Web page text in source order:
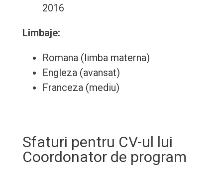
2016
Limbaje:
Romana (limba materna)
Engleza (avansat)
Franceza (mediu)
Sfaturi pentru CV-ul lui
Coordonator de program